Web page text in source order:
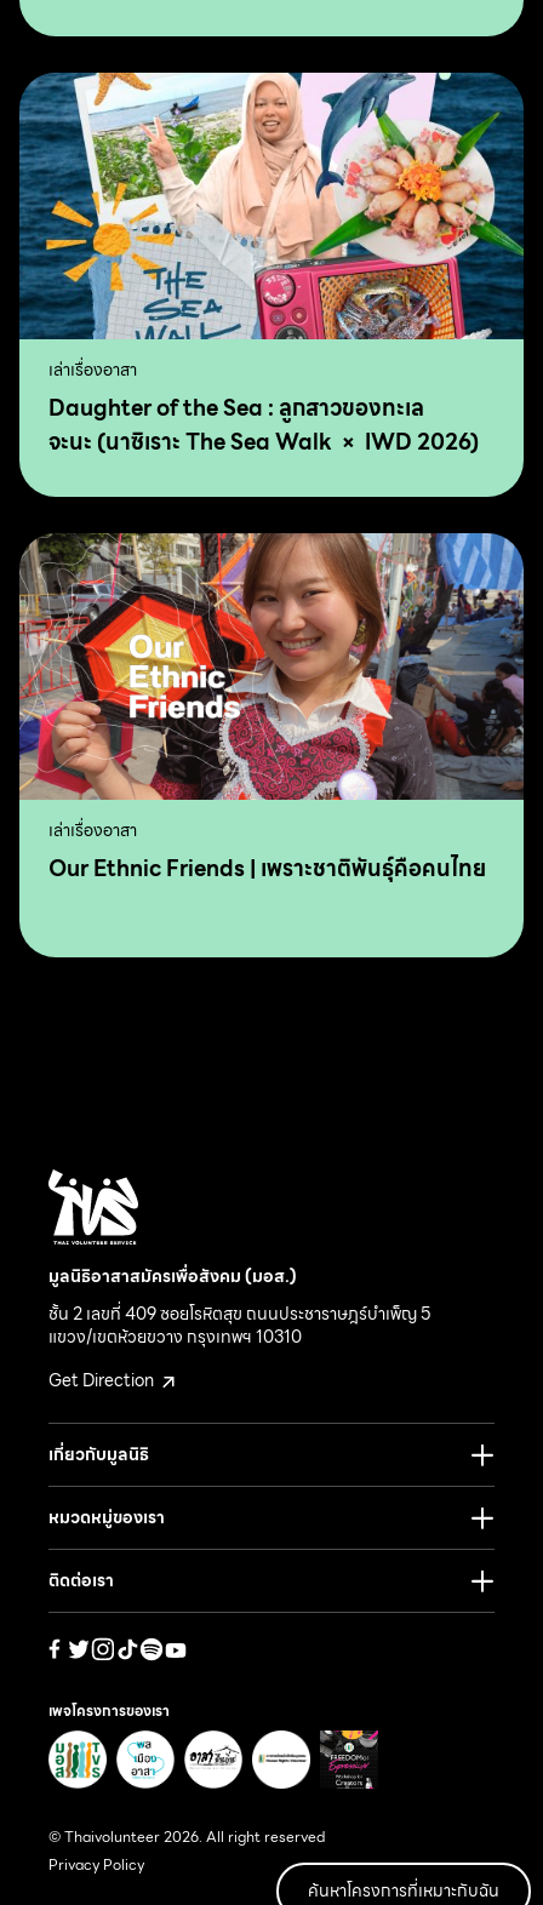
เล่าเรื่องอาสา
Daughter of the Sea : ลูกสาวของทะเล
จะนะ (นาซิเราะ The Sea Walk × IWD 2026)
เล่าเรื่องอาสา
Our Ethnic Friends | เพราะชาติพันธุ์คือคนไทย
มูลนิธิอาสาสมัครเพื่อสังคม (มอส.)
ชั้น 2 เลขที่ 409 ซอยโรหิตสุข ถนนประชาราษฎร์บำเพ็ญ 5
แขวง/เขตห้วยขวาง กรุงเทพฯ 10310
Get Direction
เกี่ยวกับมูลนิธิ
หมวดหมู่ของเรา
ติดต่อเรา
เพจโครงการของเรา
© Thaivolunteer 2026. All right reserved
Privacy Policy
ค้นหาโครงการที่เหมาะกับฉัน